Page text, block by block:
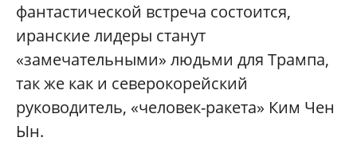
фантастической встреча состоится,
иранские лидеры станут
«замечательными» людьми для Трампа,
так же как и северокорейский
руководитель, «человек-ракета» Ким Чен
Ын.